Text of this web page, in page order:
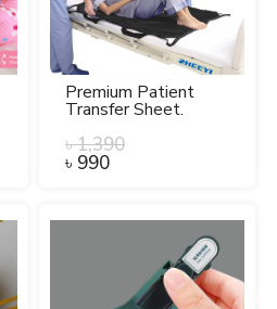
Premium Patient
Transfer Sheet.
৳1,390
৳ 990